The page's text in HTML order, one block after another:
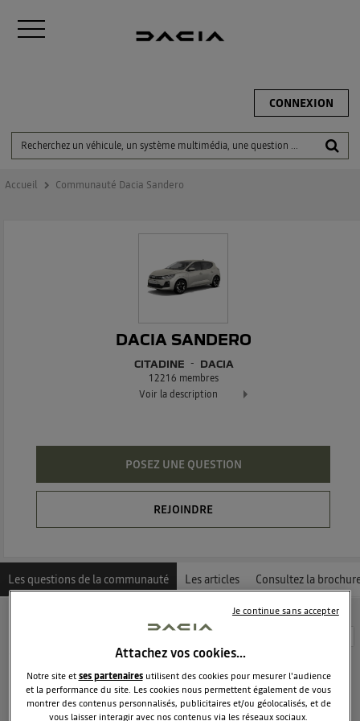
CONNEXION
Accueil Communauté Dacia Sandero
DACIA SANDERO
CITADINE DACIA
12216 membres
Voir la description
POSEZ UNE QUESTION
REJOINDRE
Les questions de la communauté Les articles Consultez la
Découvrez les 8684 questions sur Dacia Sandero -
LANDAIS 40
Le23 août 2019à 18:53
Attachez vos cookies…
Notre site etses partenairesutilisent des cookies pour mesurer l'audience
et la performance du site. Les cookies nous permettent également de vous
montrer des contenus personnalisés, publicitaires et/ou géolocalisés, et de
vous laisser interagir avec nos contenus via les réseaux sociaux.
Je continue sans accepter